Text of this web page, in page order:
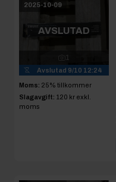
2025-10-09
AVSLUTAD
1
Avslutad 9/10 12:24
Moms: 25% tillkommer
Slagavgift: 120 kr exkl.
moms